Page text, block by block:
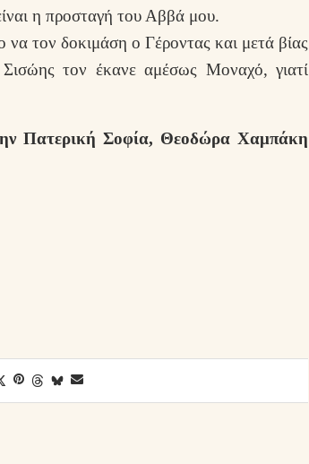
η προσταγή του Αββά μου.
τον δοκιμάση ο Γέροντας και μετά βίας
τον έκανε αμέσως Μοναχό, γιατί
Πατερική Σοφία, Θεοδώρα Χαμπάκη